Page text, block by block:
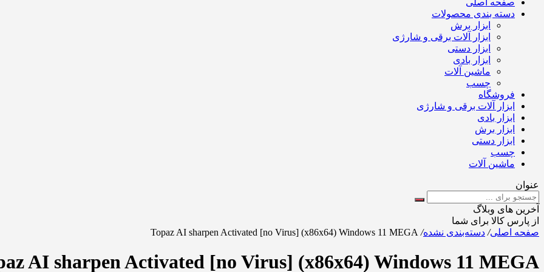
صفحه اصلی
دسته بندی محصولات
ابزار برش
ابزار آلات برقی و شارژی
ابزار دستی
ابزار بادی
ماشین آلات
چسب
فروشگاه
ابزار آلات برقی و شارژی
ابزار بادی
ابزار برش
ابزار دستی
چسب
ماشین آلات
عنوان
آخرین های وبلاگ
از پارس کالا برای شما
صفحه اصلی/ دسته‌بندی نشده/
Topaz AI sharpen Activated [no Virus] (x86x64) Windows 11 MEGA
AI sharpen Activated [no Virus] (x86x64) Windows 11 MEGA